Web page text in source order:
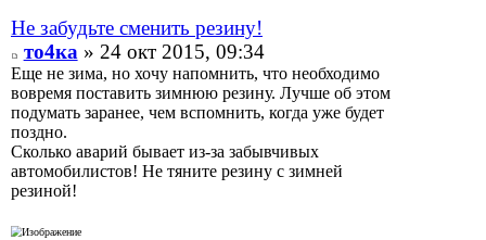
Не забудьте сменить резину!
то4ка» 24 окт 2015, 09:34
Еще не зима, но хочу напомнить, что необходимо
вовремя поставить зимнюю резину. Лучше об этом
подумать заранее, чем вспомнить, когда уже будет
поздно.
Сколько аварий бывает из-за забывчивых
автомобилистов! Не тяните резину с зимней
резиной!